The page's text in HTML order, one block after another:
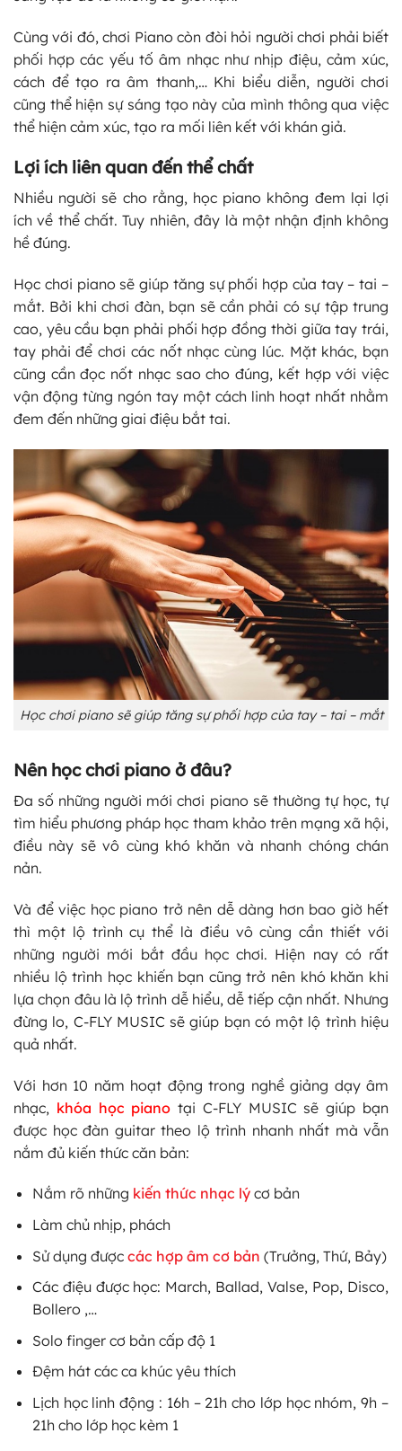
Cùng với đó, chơi Piano còn đòi hỏi người chơi phải biết
phối hợp các yếu tố âm nhạc như nhịp điệu, cảm xúc,
cách để tạo ra âm thanh,… Khi biểu diễn, người chơi
cũng thể hiện sự sáng tạo này của mình thông qua việc
thể hiện cảm xúc, tạo ra mối liên kết với khán giả.
Lợi ích liên quan đến thể chất
Nhiều người sẽ cho rằng, học piano không đem lại lợi
ích về thể chất. Tuy nhiên, đây là một nhận định không
hề đúng.
Học chơi piano sẽ giúp tăng sự phối hợp của tay – tai –
mắt. Bởi khi chơi đàn, bạn sẽ cần phải có sự tập trung
cao, yêu cầu bạn phải phối hợp đồng thời giữa tay trái,
tay phải để chơi các nốt nhạc cùng lúc. Mặt khác, bạn
cũng cần đọc nốt nhạc sao cho đúng, kết hợp với việc
vận động từng ngón tay một cách linh hoạt nhất nhằm
đem đến những giai điệu bắt tai.
Học chơi piano sẽ giúp tăng sự phối hợp của tay – tai – mắt
Nên học chơi piano ở đâu?
Đa số những người mới chơi piano sẽ thường tự học, tự
tìm hiểu phương pháp học tham khảo trên mạng xã hội,
điều này sẽ vô cùng khó khăn và nhanh chóng chán
nản.
Và để việc học piano trở nên dễ dàng hơn bao giờ hết
thì một lộ trình cụ thể là điều vô cùng cần thiết với
những người mới bắt đầu học chơi. Hiện nay có rất
nhiều lộ trình học khiến bạn cũng trở nên khó khăn khi
lựa chọn đâu là lộ trình dễ hiểu, dễ tiếp cận nhất. Nhưng
đừng lo, C-FLY MUSIC sẽ giúp bạn có một lộ trình hiệu
quả nhất.
Với hơn 10 năm hoạt động trong nghề giảng dạy âm
nhạc, khóa học piano tại C-FLY MUSIC sẽ giúp bạn
được học đàn guitar theo lộ trình nhanh nhất mà vẫn
nắm đủ kiến thức căn bản:
Nắm rõ những kiến thức nhạc lýcơ bản
Làm chủ nhịp, phách
Sử dụng được các hợp âm cơ bản (Trưởng, Thứ, Bảy)
Các điệu được học: March, Ballad, Valse, Pop, Disco,
Bollero ,…
Solo finger cơ bản cấp độ 1
Đệm hát các ca khúc yêu thích
Lịch học linh động : 16h – 21h cho lớp học nhóm, 9h –
21h cho lớp học kèm 1